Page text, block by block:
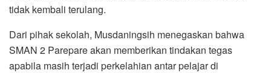
tidak kembali terulang.
Dari pihak sekolah, Musdaningsih menegaskan bahwa
SMAN 2 Parepare akan memberikan tindakan tegas
apabila masih terjadi perkelahian antar pelajar di